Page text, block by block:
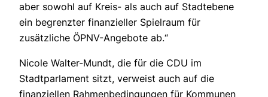
aber sowohl auf Kreis- als auch auf Stadtebene
ein begrenzter finanzieller Spielraum für
zusätzliche ÖPNV-Angebote ab.“
Nicole Walter-Mundt, die für die CDU im
Stadtparlament sitzt, verweist auch auf die
finanziellen Rahmenbedingungen für Kommunen